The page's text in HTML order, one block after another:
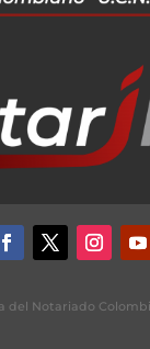
del Notariado